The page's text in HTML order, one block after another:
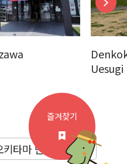
타마 만끽 플랜
즐겨찾기